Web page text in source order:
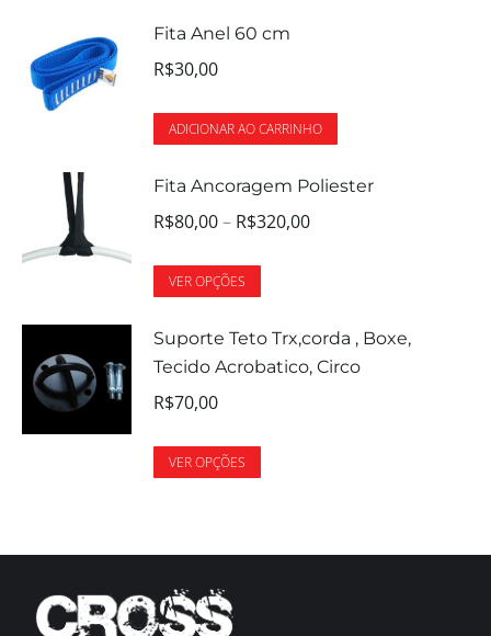
Fita Anel 60 cm
R$30,00
ADICIONAR AO CARRINHO
Fita Ancoragem Poliester
R$80,00– R$320,00
VER OPÇÕES
Suporte Teto Trx,corda , Boxe,
Tecido Acrobatico, Circo
R$70,00
VER OPÇÕES